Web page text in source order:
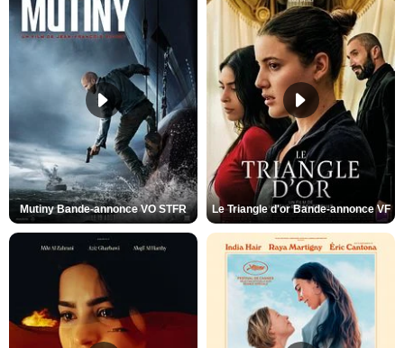
Mutiny Bande-annonce VO STFR Le Triangle d'or Bande-annonce VF